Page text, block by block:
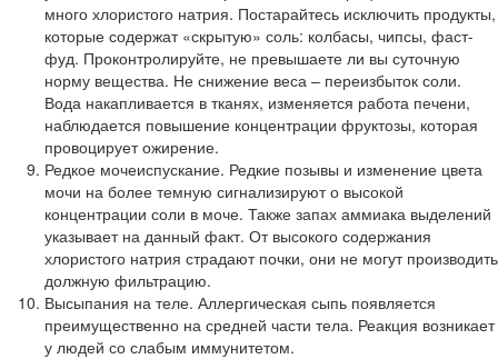
много хлористого натрия. Постарайтесь исключить продукты,
которые содержат «скрытую» соль: колбасы, чипсы, фаст-
фуд. Проконтролируйте, не превышаете ли вы суточную
норму вещества. Не снижение веса – переизбыток соли.
Вода накапливается в тканях, изменяется работа печени,
наблюдается повышение концентрации фруктозы, которая
провоцирует ожирение.
Редкое мочеиспускание. Редкие позывы и изменение цвета
мочи на более темную сигнализируют о высокой
концентрации соли в моче. Также запах аммиака выделений
указывает на данный факт. От высокого содержания
хлористого натрия страдают почки, они не могут производить
должную фильтрацию.
Высыпания на теле. Аллергическая сыпь появляется
преимущественно на средней части тела. Реакция возникает
у людей со слабым иммунитетом.